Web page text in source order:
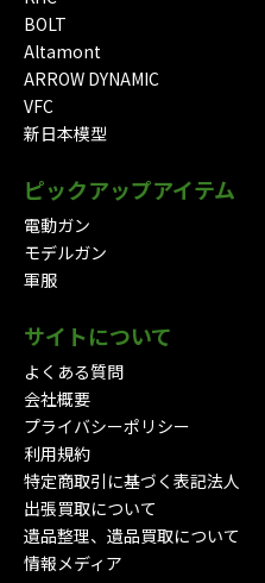
BOLT
Altamont
ARROW DYNAMIC
VFC
新日本模型
ピックアップアイテム
電動ガン
モデルガン
軍服
サイトについて
よくある質問
会社概要
プライバシーポリシー
利用規約
特定商取引に基づく表記法人
出張買取について
遺品整理、遺品買取について
情報メディア